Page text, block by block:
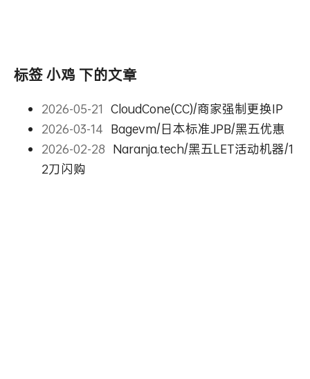
标签 小鸡 下的文章
2026-05-21 CloudCone(CC)/商家强制更换IP
2026-03-14 Bagevm/日本标准JPB/黑五优惠
2026-02-28 Naranja.tech/黑五LET活动机器/1
2刀闪购